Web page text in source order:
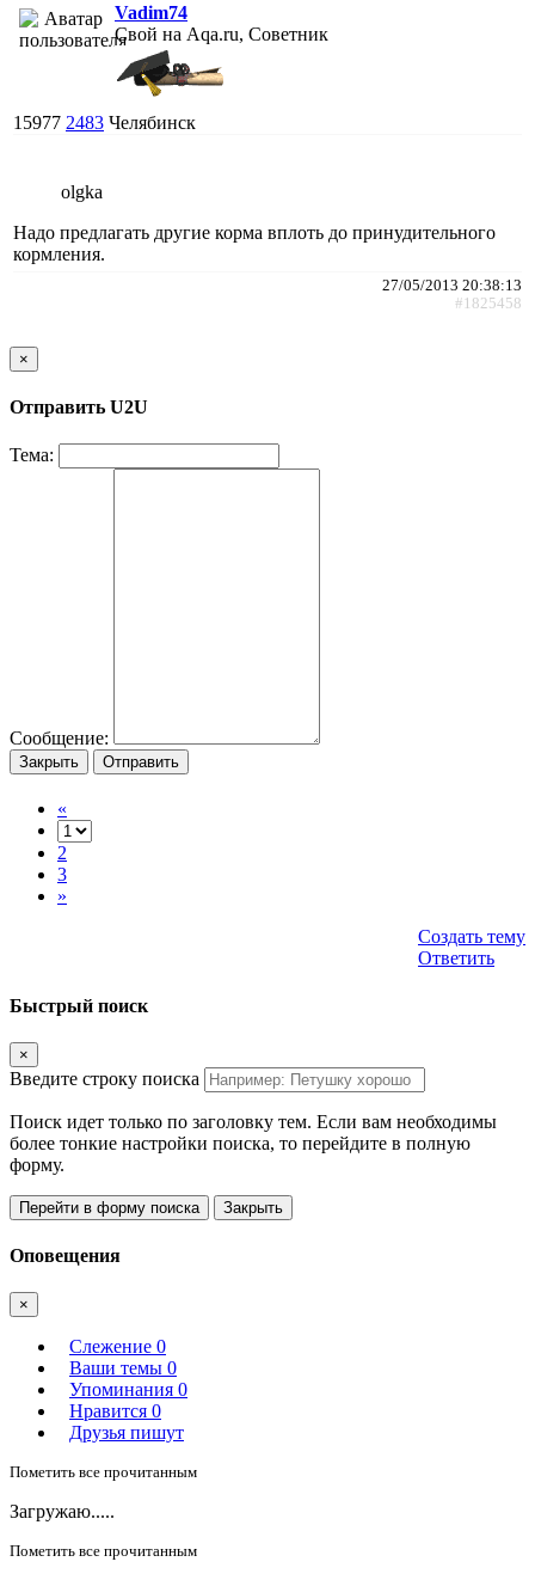
Vadim74
Свой на Aqa.ru, Советник
15977 2483 Челябинск
olgka
Надо предлагать другие корма вплоть до принудительного
кормления.
27/05/2013 20:38:13
#1825458
×
Отправить U2U
Тема:
Сообщение:
Закрыть Отправить
«
2
3
»
Создать тему
Ответить
Быстрый поиск
×
Введите строку поиска
Поиск идет только по заголовку тем. Если вам необходимы
более тонкие настройки поиска, то перейдите в полную
форму.
Перейти в форму поиска Закрыть
Оповещения
×
Слежение 0
Ваши темы 0
Упоминания 0
Нравится 0
Друзья пишут
Пометить все прочитанным
Загружаю.....
Пометить все прочитанным